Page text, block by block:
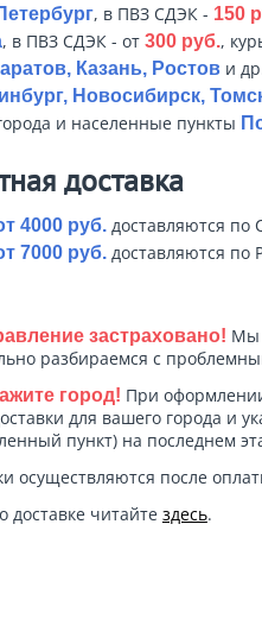
, в ПВЗ СДЭК - 150
, в ПВЗ СДЭК - от 300 руб.,
Казань, Ростови
Новосибирск,
и населенные пункты
доставка
4000 руб.доставляются по
7000 руб.доставляются по
застраховано! Мы
разбираемся с
город! При
для вашего города и
пункт) на последнем
осуществляются после
доставке читайте здесь.